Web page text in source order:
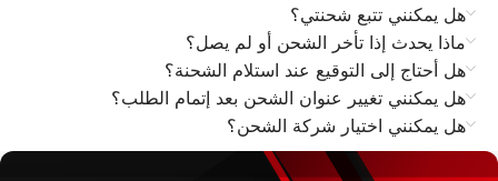
هل يمكنني تتبع شحنتي؟
ماذا يحدث إذا تأخر الشحن أو لم يصل؟
هل أحتاج إلى التوقيع عند استلام الشحنة؟
هل يمكنني تغيير عنوان الشحن بعد إتمام الطلب؟
هل يمكنني اختيار شركة الشحن؟